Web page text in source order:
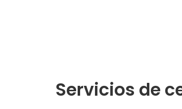
Servicios de